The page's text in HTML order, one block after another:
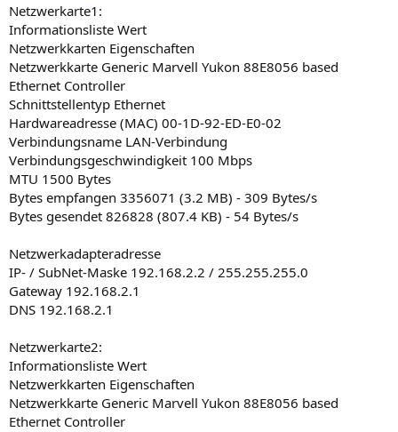
Netzwerkarte1:
Informationsliste Wert
Netzwerkkarten Eigenschaften
Netzwerkkarte Generic Marvell Yukon 88E8056 based
Ethernet Controller
Schnittstellentyp Ethernet
Hardwareadresse (MAC) 00-1D-92-ED-E0-02
Verbindungsname LAN-Verbindung
Verbindungsgeschwindigkeit 100 Mbps
MTU 1500 Bytes
Bytes empfangen 3356071 (3.2 MB) - 309 Bytes/s
Bytes gesendet 826828 (807.4 KB) - 54 Bytes/s
Netzwerkadapteradresse
IP- / SubNet-Maske 192.168.2.2 / 255.255.255.0
Gateway 192.168.2.1
DNS 192.168.2.1
Netzwerkarte2:
Informationsliste Wert
Netzwerkkarten Eigenschaften
Netzwerkkarte Generic Marvell Yukon 88E8056 based
Ethernet Controller